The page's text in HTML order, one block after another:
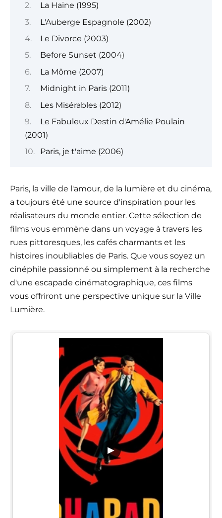
La Haine (1995)
L'Auberge Espagnole (2002)
Le Divorce (2003)
Before Sunset (2004)
La Môme (2007)
Midnight in Paris (2011)
Les Misérables (2012)
Le Fabuleux Destin d'Amélie Poulain
(2001)
Paris, je t'aime (2006)
Paris, la ville de l'amour, de la lumière et du cinéma,
a toujours été une source d'inspiration pour les
réalisateurs du monde entier. Cette sélection de
films vous emmène dans un voyage à travers les
rues pittoresques, les cafés charmants et les
histoires inoubliables de Paris. Que vous soyez un
cinéphile passionné ou simplement à la recherche
d'une escapade cinématographique, ces films
vous offriront une perspective unique sur la Ville
Lumière.
▶